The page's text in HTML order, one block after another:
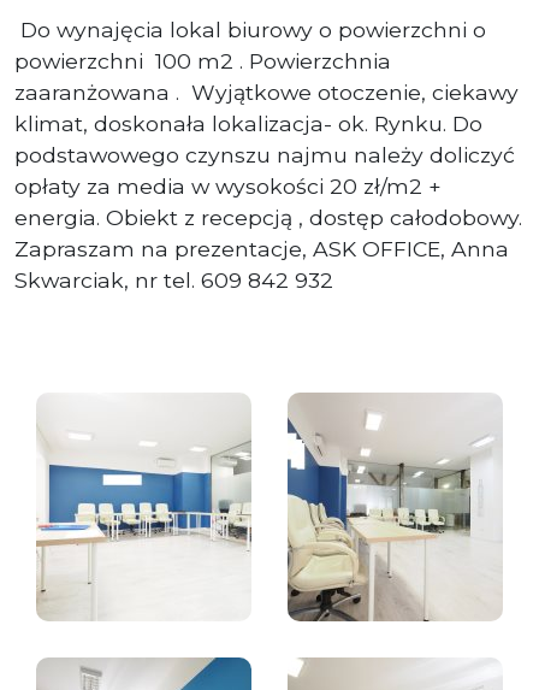
Do wynajęcia lokal biurowy o powierzchni o
powierzchni 100 m2 . Powierzchnia
zaaranżowana . Wyjątkowe otoczenie, ciekawy
klimat, doskonała lokalizacja- ok. Rynku. Do
podstawowego czynszu najmu należy doliczyć
opłaty za media w wysokości 20 zł/m2 +
energia. Obiekt z recepcją , dostęp całodobowy.
Zapraszam na prezentacje, ASK OFFICE, Anna
Skwarciak, nr tel. 609 842 932